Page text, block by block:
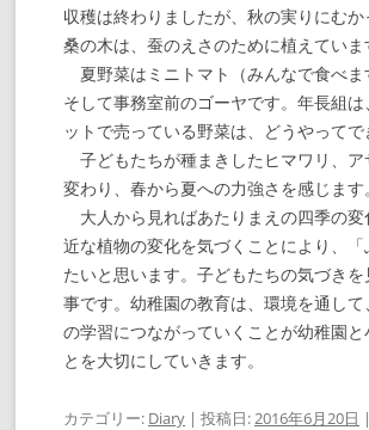
収穫は終わりましたが、秋の実りにむ
桑の木は、蚕のえさのために植えていま
夏野菜はミニトマト（みんなで食べま
そして事務室前のゴーヤです。年長組
ットで売っている野菜は、どうやって
子どもたちが種まきしたヒマワリ、
変わり、春から夏への力強さを感じます。
大人から見ればあたりまえの四季の
近な植物の変化を気づくことにより、
たいと思います。子どもたちの気づき
事です。幼稚園の教育は、環境を通し
の学習につながっていくことが幼稚園
とを大切にしていきます。
カテゴリー: Diary | 投稿日:2016年6月20日 |